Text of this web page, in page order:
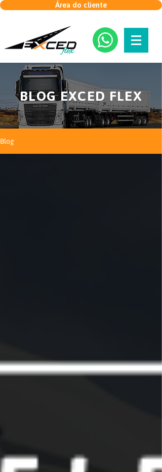
Área do cliente
BLOG EXCED FLEX
Blog